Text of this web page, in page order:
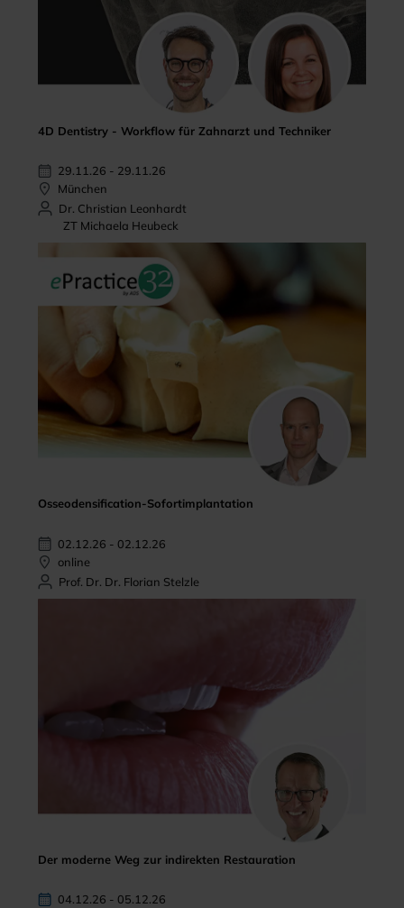
4D Dentistry - Workflow für Zahnarzt und Techniker
29.11.26 - 29.11.26
München
Dr. Christian Leonhardt
ZT Michaela Heubeck
Osseodensification-Sofortimplantation
02.12.26 - 02.12.26
online
Prof. Dr. Dr. Florian Stelzle
Der moderne Weg zur indirekten Restauration
04.12.26 - 05.12.26